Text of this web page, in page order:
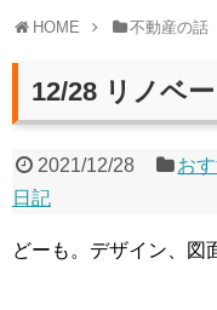
HOME 不動産の話
12/28 リノベ
2021/12/28 お
日記
どーも。デザイン、図